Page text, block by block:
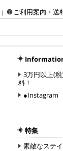
・彫刻・工芸品（陶
ご利用案内・送
3万円以上(
料！
●Instagram
特集
素敵なステ